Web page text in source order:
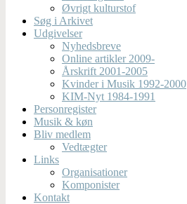
Øvrigt kulturstof
Søg i Arkivet
Udgivelser
Nyhedsbreve
Online artikler 2009-
Årskrift 2001-2005
Kvinder i Musik 1992-2000
KIM-Nyt 1984-1991
Personregister
Musik & køn
Bliv medlem
Vedtægter
Links
Organisationer
Komponister
Kontakt